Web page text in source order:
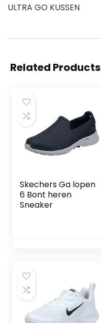
ULTRA GO KUSSEN
Related Products
Skechers Ga lopen
6 Bont heren
Sneaker